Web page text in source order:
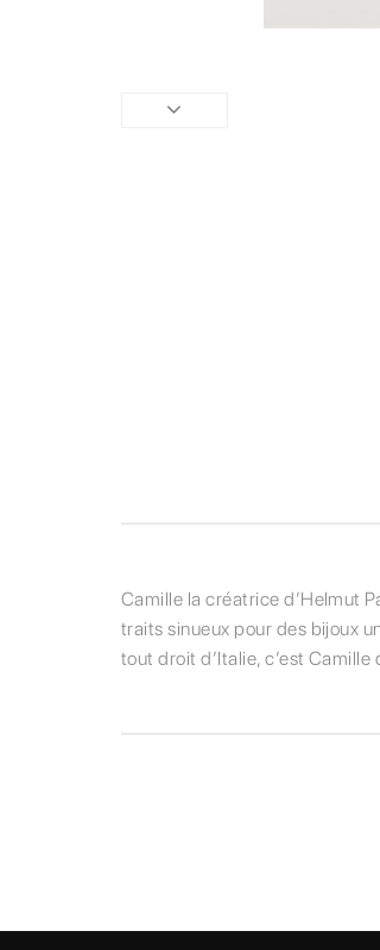
Camille la créatrice d’Helmut
traits sinueux pour des bijoux
tout droit d’Italie, c’est